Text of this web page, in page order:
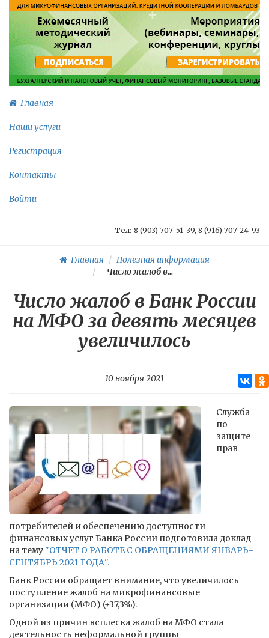
Главная
Наши услуги
Регистрация
Контакты
Войти
Тел: 8 (903) 707-51-39, 8 (916) 707-24-93
Главная
Полезная информация
- Число жалоб в... -
Число жалоб в Банк России
на МФО за девять месяцев
увеличилось
10 ноября 2021
Служба
по
защите
прав
потребителей и обеспечению доступности
финансовых услуг Банка России подготовила доклад
на тему "ОТЧЕТ О РАБОТЕ С ОБРАЩЕНИЯМИ ЯНВАРЬ-
СЕНТЯБРЬ 2021 ГОДА".
Банк России обращает внимание, что увеличилось
поступление жалоб на микрофинансовые
организации (МФО) (+37,3%).
Одной из причин всплеска жалоб на МФО стала
деятельность неформальной группы